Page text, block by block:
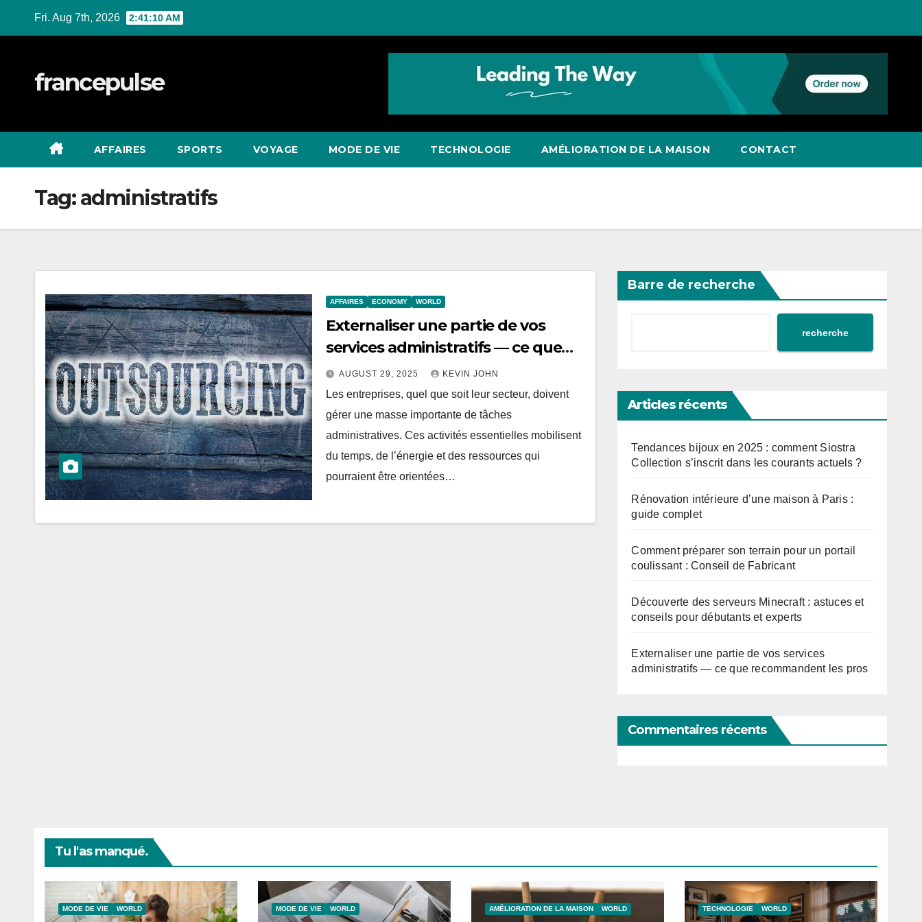
Fri. Aug 7th, 2026 2:41:11 AM
francepulse
AFFAIRES SPORTS VOYAGE MODE DE VIE TECHNOLOGIE AMÉLIORATION DE LA MAISON CONTACT
Tag:administratifs
AFFAIRES ECONOMY WORLD
Externaliser une partie de vos
services administratifs — ce que
recommandent les pros
AUGUST 29, 2025 KEVIN JOHN
Les entreprises, quel que soit leur secteur, doivent
gérer une masse importante de tâches
administratives. Ces activités essentielles mobilisent
du temps, de l’énergie et des ressources qui
pourraient être orientées…
Barre de recherche
recherche
Articles récents
Tendances bijoux en 2025 : comment Siostra
Collection s’inscrit dans les courants actuels ?
Rénovation intérieure d’une maison à Paris :
guide complet
Comment préparer son terrain pour un portail
coulissant : Conseil de Fabricant
Découverte des serveurs Minecraft : astuces et
conseils pour débutants et experts
Externaliser une partie de vos services
administratifs — ce que recommandent les pros
Commentaires récents
Tu l'as manqué.
MODE DE VIE WORLD MODE DE VIE WORLD AMÉLIORATION DE LA MAISON WORLD TECHNOLOGIE WORLD